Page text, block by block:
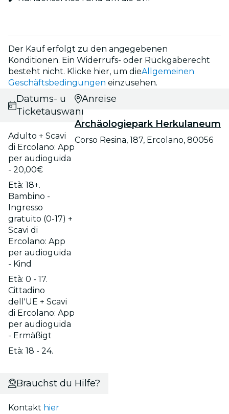
Der Kauf erfolgt zu den angegebenen
Konditionen. Ein Widerrufs- oder Rückgaberecht
besteht nicht. Klicke hier, um dieAllgemeinen
Geschäftsbedingungen einzusehen.
Datums- und
Ticketauswahl
Adulto + Scavi
di Ercolano: App
per audioguida
- 20,00€
Età: 18+.
Bambino -
Ingresso
gratuito (0-17) +
Scavi di
Ercolano: App
per audioguida
- Kind
Età: 0 - 17.
Cittadino
dell'UE + Scavi
di Ercolano: App
per audioguida
- Ermäßigt
Età: 18 - 24.
Anreise
Archäologiepark Herkulaneum
Corso Resina, 187, Ercolano, 80056
Brauchst du Hilfe?
Kontakt hier